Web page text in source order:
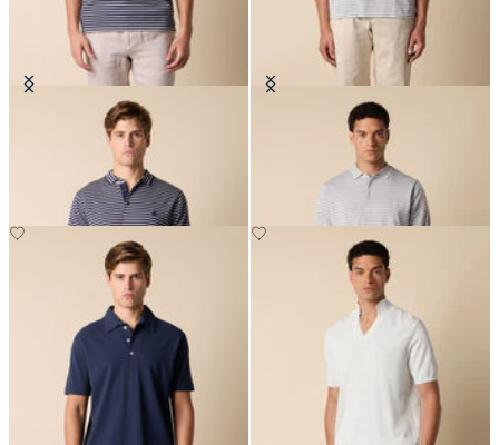
Polo in Maglia di Cotone a Righe Polo in Maglia di Cotone a Righe